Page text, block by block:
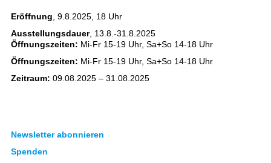
Eröffnung , 9.8.2025, 18 Uhr
Ausstellungsdauer, 13.8.-31.8.2025
Öffnungszeiten: Mi-Fr 15-19 Uhr, Sa+So 14-18 Uhr
Öffnungszeiten: Mi-Fr 15-19 Uhr, Sa+So 14-18 Uhr
Zeitraum: 09.08.2025 – 31.08.2025
Newsletter abonnieren
Spenden